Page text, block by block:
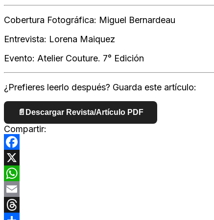
Cobertura Fotográfica: Miguel Bernardeau
Entrevista: Lorena Maiquez
Evento: Atelier Couture. 7° Edición
¿Prefieres leerlo después? Guarda este artículo:
📄 Descargar Revista/Artículo PDF
Compartir:
Facebook
X
WhatsApp
Email